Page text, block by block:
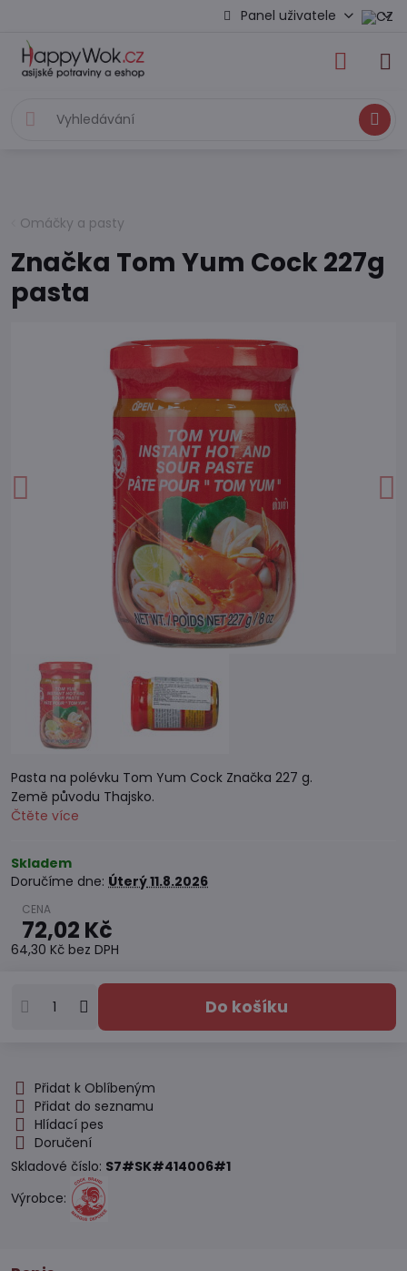
Panel uživatele
Hledat
Omáčky a pasty
Značka Tom Yum Cock 227g
pasta
Pasta na polévku Tom Yum Cock Značka 227 g.
Země původu Thajsko.
Čtěte více
Skladem
Doručíme dne: Úterý11.8.2026
72,02 Kč
64,30 Kč bez DPH
Do košíku
Přidat k Oblíbeným
Přidat do seznamu
Hlídací pes
Doručení
Skladové číslo: S7#SK#414006#1
Výrobce: